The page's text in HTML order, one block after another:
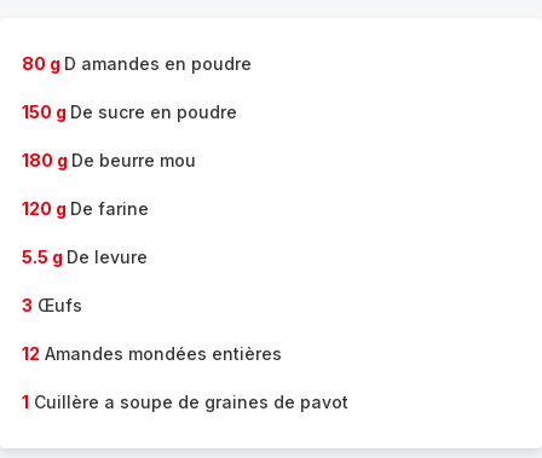
80 g D amandes en poudre
150 g De sucre en poudre
180 g De beurre mou
120 g De farine
5.5 g De levure
3 Œufs
12 Amandes mondées entières
1 Cuillère a soupe de graines de pavot